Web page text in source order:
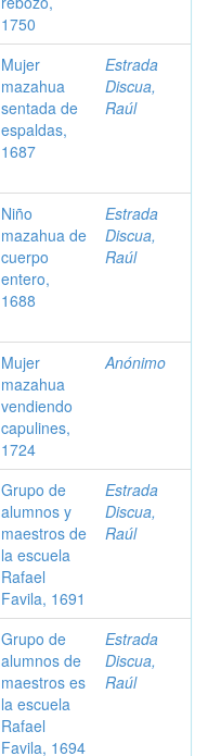
1750
Mujer
mazahua
sentada de
espaldas,
1687
Estrada
Discua,
Raúl
Niño
mazahua de
cuerpo
entero,
1688
Estrada
Discua,
Raúl
Mujer
mazahua
vendiendo
capulines,
1724
Anónimo
Grupo de
alumnos y
maestros de
la escuela
Rafael
Favila, 1691
Estrada
Discua,
Raúl
Grupo de
alumnos de
maestros es
la escuela
Rafael
Favila, 1694
Estrada
Discua,
Raúl